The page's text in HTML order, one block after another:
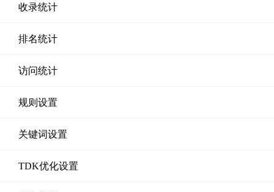
收录统计
排名统计
访问统计
规则设置
关键词设置
TDK优化设置